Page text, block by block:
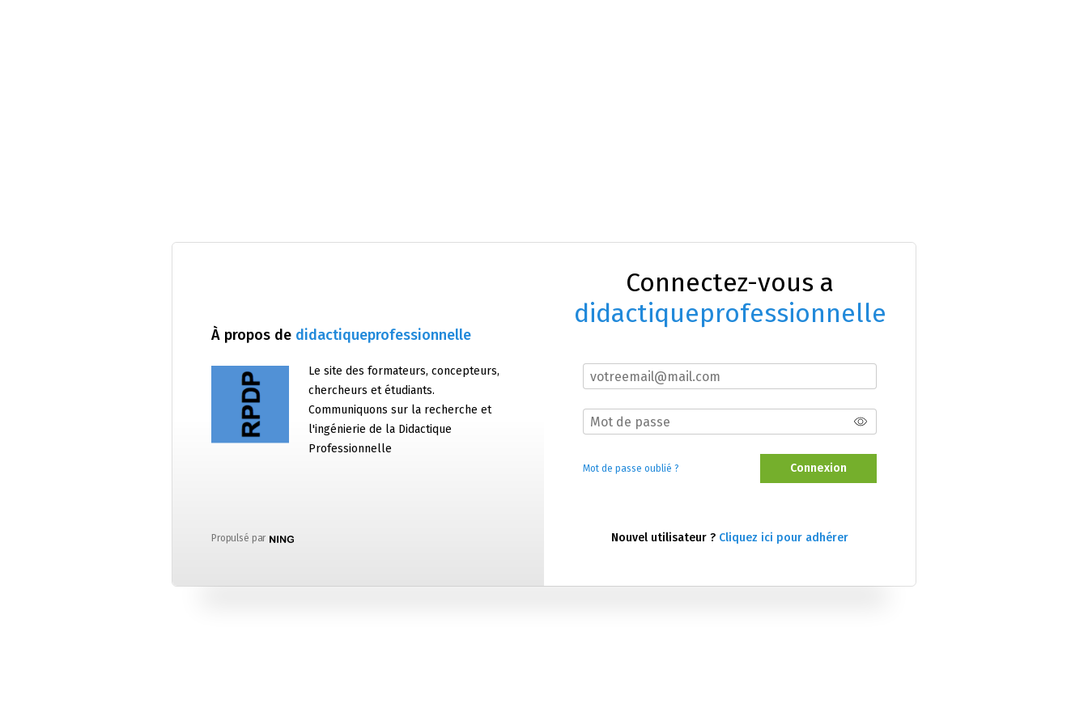
À propos de didactiqueprofessionnelle
Le site des formateurs, concepteurs,
chercheurs et étudiants.
Communiquons sur la recherche et
l'ingénierie de la Didactique
Professionnelle
Propulsé par
Connectez-vous a
didactiqueprofessionnelle
Mot de passe oublié ? Connexion
Nouvel utilisateur ? Cliquez ici pour adhérer